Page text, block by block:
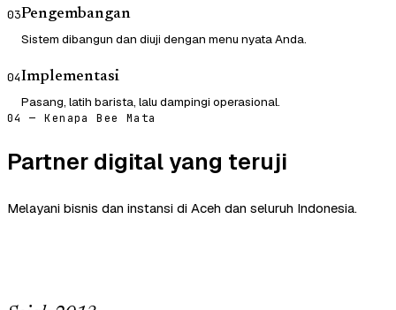
03Pengembangan
Sistem dibangun dan diuji dengan menu nyata Anda.
04Implementasi
Pasang, latih barista, lalu dampingi operasional.
04 — Kenapa Bee Mata
Partner digital yang teruji
Melayani bisnis dan instansi di Aceh dan seluruh Indonesia.